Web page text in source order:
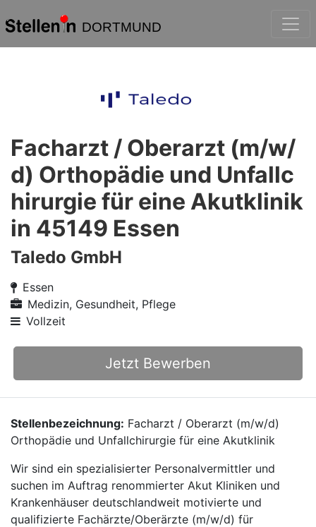
DORTMUND
Facharzt / Oberarzt (m/w/
d) Orthopädie und Unfallc
hirurgie für eine Akutklinik
in 45149 Essen
Taledo GmbH
Essen
Medizin, Gesundheit, Pflege
Vollzeit
Jetzt Bewerben
Stellenbezeichnung: Facharzt / Oberarzt (m/w/d)
Orthopädie und Unfallchirurgie für eine Akutklinik
Wir sind ein spezialisierter Personalvermittler und
suchen im Auftrag renommierter Akut Kliniken und
Krankenhäuser deutschlandweit motivierte und
qualifizierte Fachärzte/Oberärzte (m/w/d) für